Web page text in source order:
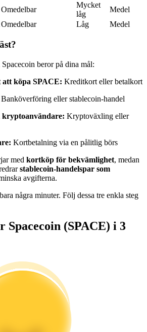
och kopieringshandelsprovisioner
Omedelbar
Mycket
låg
Medel
Omedelbar Låg Medel
beror på dina mål:
att köpa SPACE: Kreditkort eller betalkort
Banköverföring eller stablecoin-handel
Kryptoväxling eller
Kortbetalning via en pålitlig börs
med kortköp för bekvämlighet, medan
stablecoin-handelspar som
avgifterna.
några minuter. Följ dessa tre enkla steg
Spacecoin (SPACE) i 3